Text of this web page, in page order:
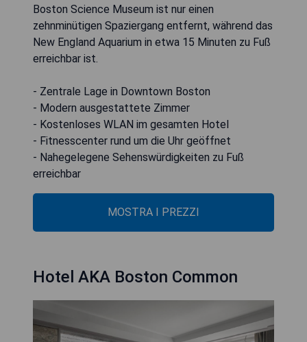
Boston Science Museum ist nur einen
zehnminütigen Spaziergang entfernt, während das
New England Aquarium in etwa 15 Minuten zu Fuß
erreichbar ist.
- Zentrale Lage in Downtown Boston
- Modern ausgestattete Zimmer
- Kostenloses WLAN im gesamten Hotel
- Fitnesscenter rund um die Uhr geöffnet
- Nahegelegene Sehenswürdigkeiten zu Fuß
erreichbar
MOSTRA I PREZZI
Hotel AKA Boston Common